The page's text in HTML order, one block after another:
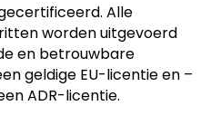
Alle
worden uitgevoerd
en betrouwbare
geldige EU-licentie en –
ADR-licentie.